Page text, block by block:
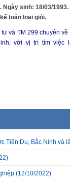
sinh: 18/03/
toán loại giỏi.
và TM 299 chuyên
với vị trí tìm
Tiên Du, Bắc Ninh và
(12/10/2022)